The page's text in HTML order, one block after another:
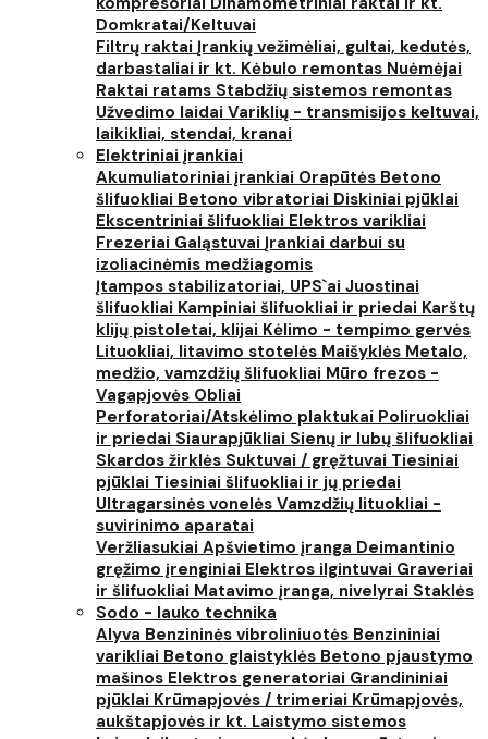
Domkratai/Keltuvai
Filtrų raktai Įrankių vežimėliai, gultai, kedutės,
darbastaliai ir kt. Kėbulo remontas Nuėmėjai
Raktai ratams Stabdžių sistemos remontas
Užvedimo laidai Variklių - transmisijos keltuvai,
laikikliai, stendai, kranai
Elektriniai įrankiai
Akumuliatoriniai įrankiai Orapūtės Betono
šlifuokliai Betono vibratoriai Diskiniai pjūklai
Ekscentriniai šlifuokliai Elektros varikliai
Frezeriai Galąstuvai Įrankiai darbui su
izoliacinėmis medžiagomis
Įtampos stabilizatoriai, UPS`ai Juostinai
šlifuokliai Kampiniai šlifuokliai ir priedai Karštų
klijų pistoletai, klijai Kėlimo - tempimo gervės
Lituokliai, litavimo stotelės Maišyklės Metalo,
medžio, vamzdžių šlifuokliai Mūro frezos -
Vagapjovės Obliai
Perforatoriai/Atskėlimo plaktukai Poliruokliai
ir priedai Siaurapjūkliai Sienų ir lubų šlifuokliai
Skardos žirklės Suktuvai / gręžtuvai Tiesiniai
pjūklai Tiesiniai šlifuokliai ir jų priedai
Ultragarsinės vonelės Vamzdžių lituokliai -
suvirinimo aparatai
Veržliasukiai Apšvietimo įranga Deimantinio
gręžimo įrenginiai Elektros ilgintuvai Graveriai
ir šlifuokliai Matavimo įranga, nivelyrai Staklės
Sodo - lauko technika
Alyva Benzininės vibroliniuotės Benzininiai
varikliai Betono glaistyklės Betono pjaustymo
mašinos Elektros generatoriai Grandininiai
pjūklai Krūmapjovės / trimeriai Krūmapjovės,
aukštapjovės ir kt. Laistymo sistemos